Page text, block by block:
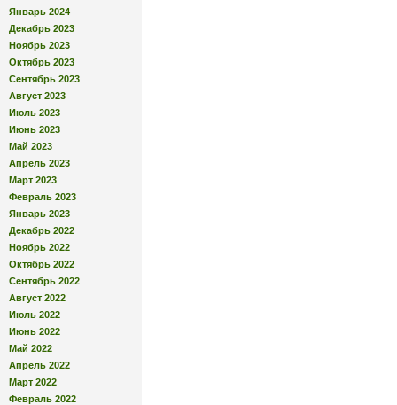
Январь 2024
Декабрь 2023
Ноябрь 2023
Октябрь 2023
Сентябрь 2023
Август 2023
Июль 2023
Июнь 2023
Май 2023
Апрель 2023
Март 2023
Февраль 2023
Январь 2023
Декабрь 2022
Ноябрь 2022
Октябрь 2022
Сентябрь 2022
Август 2022
Июль 2022
Июнь 2022
Май 2022
Апрель 2022
Март 2022
Февраль 2022